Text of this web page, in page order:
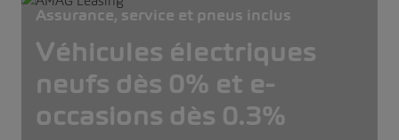
Assurance, service et pneus inclus
Véhicules électriques
neufs dès 0% et e-
occasions dès 0.3%